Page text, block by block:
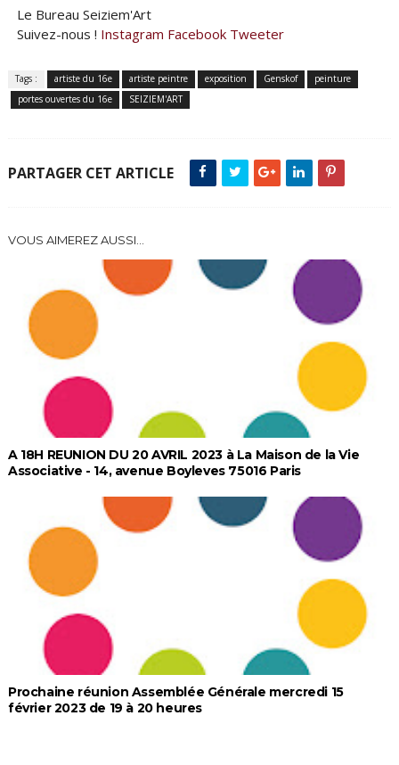
Le Bureau Seiziem'Art
Suivez-nous ! Instagram Facebook Tweeter
Tags : artiste du 16e artiste peintre exposition Genskof
peinture
portes ouvertes du 16e
SEIZIEM'ART
PARTAGER CET ARTICLE
VOUS AIMEREZ AUSSI...
A 18H REUNION DU 20 AVRIL 2023 à La Maison de la Vie
Associative - 14, avenue Boyleves 75016 Paris
Prochaine réunion Assemblée Générale mercredi 15
février 2023 de 19 à 20 heures